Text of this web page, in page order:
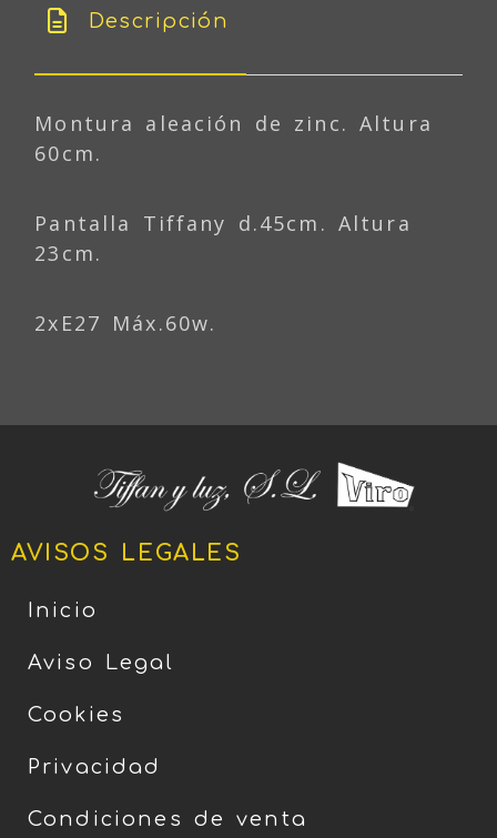
Descripción
Montura aleación de zinc. Altura
60cm.
Pantalla Tiffany d.45cm. Altura
23cm.
2xE27 Máx.60w.
AVISOS LEGALES
Inicio
Aviso Legal
Cookies
Privacidad
Condiciones de venta